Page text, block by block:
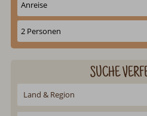
SUCHE
Land & Region